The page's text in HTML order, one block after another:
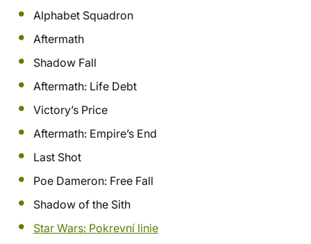
Alphabet Squadron
Aftermath
Shadow Fall
Aftermath: Life Debt
Victory’s Price
Aftermath: Empire’s End
Last Shot
Poe Dameron: Free Fall
Shadow of the Sith
Star Wars: Pokrevní linie